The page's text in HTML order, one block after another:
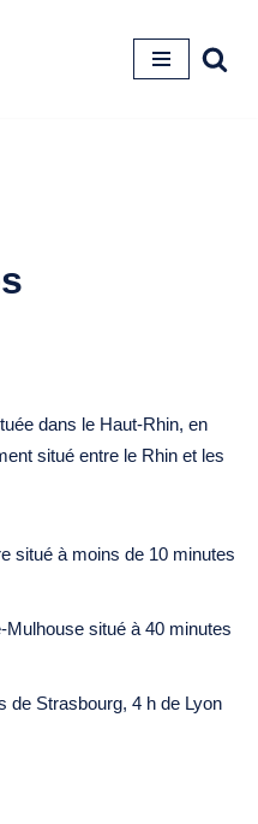
dans le Haut-Rhin, en
situé entre le Rhin et les
situé à moins de 10 minutes
Mulhouse situé à 40 minutes
de Strasbourg, 4 h de Lyon